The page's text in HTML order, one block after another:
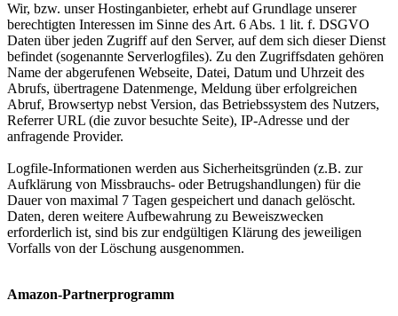
Wir, bzw. unser Hostinganbieter, erhebt auf Grundlage unserer
berechtigten Interessen im Sinne des Art. 6 Abs. 1 lit. f. DSGVO
Daten über jeden Zugriff auf den Server, auf dem sich dieser Dienst
befindet (sogenannte Serverlogfiles). Zu den Zugriffsdaten gehören
Name der abgerufenen Webseite, Datei, Datum und Uhrzeit des
Abrufs, übertragene Datenmenge, Meldung über erfolgreichen
Abruf, Browsertyp nebst Version, das Betriebssystem des Nutzers,
Referrer URL (die zuvor besuchte Seite), IP-Adresse und der
anfragende Provider.
Logfile-Informationen werden aus Sicherheitsgründen (z.B. zur
Aufklärung von Missbrauchs- oder Betrugshandlungen) für die
Dauer von maximal 7 Tagen gespeichert und danach gelöscht.
Daten, deren weitere Aufbewahrung zu Beweiszwecken
erforderlich ist, sind bis zur endgültigen Klärung des jeweiligen
Vorfalls von der Löschung ausgenommen.
Amazon-Partnerprogramm